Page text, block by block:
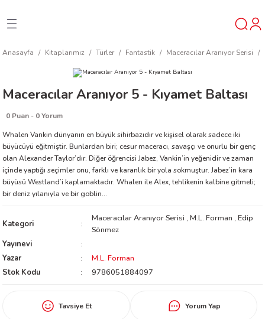
Anasayfa Kitaplarımız Türler Fantastik Maceracılar Aranıyor Serisi
Maceracılar Aranıyor 5 - Kıyamet Baltası
0 Puan - 0 Yorum
Whalen Vankin dünyanın en büyük sihirbazıdır ve kişisel olarak sadece iki
büyücüyü eğitmiştir. Bunlardan biri; cesur maceracı, savaşçı ve onurlu bir genç
olan Alexander Taylor’dır. Diğer öğrencisi Jabez, Vankin’in yeğenidir ve zaman
içinde yaptığı seçimler onu, farklı ve karanlık bir yola sokmuştur. Jabez’in kara
büyüsü Westland’i kaplamaktadır. Whalen ile Alex, tehlikenin kalbine gitmeli;
bir deniz yılanıyla ve bir goblin...
Kategori
Maceracılar Aranıyor Serisi , M.L. Forman , Edip
Sönmez
Yayınevi
Yazar
M.L. Forman
Stok Kodu
9786051884097
Tavsiye Et Yorum Yap